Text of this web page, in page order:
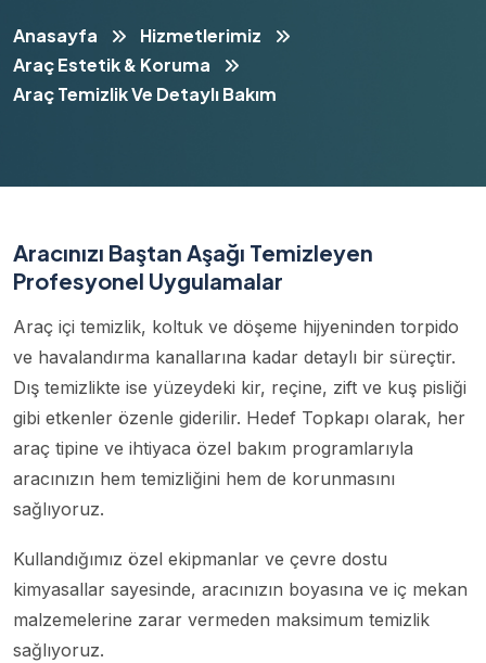
Anasayfa
Hizmetlerimiz
Araç Estetik & Koruma
Araç Temizlik Ve Detaylı Bakım
Aracınızı Baştan Aşağı Temizleyen
Profesyonel Uygulamalar
Araç içi temizlik, koltuk ve döşeme hijyeninden torpido
ve havalandırma kanallarına kadar detaylı bir süreçtir.
Dış temizlikte ise yüzeydeki kir, reçine, zift ve kuş pisliği
gibi etkenler özenle giderilir. Hedef Topkapı olarak, her
araç tipine ve ihtiyaca özel bakım programlarıyla
aracınızın hem temizliğini hem de korunmasını
sağlıyoruz.
Kullandığımız özel ekipmanlar ve çevre dostu
kimyasallar sayesinde, aracınızın boyasına ve iç mekan
malzemelerine zarar vermeden maksimum temizlik
sağlıyoruz.